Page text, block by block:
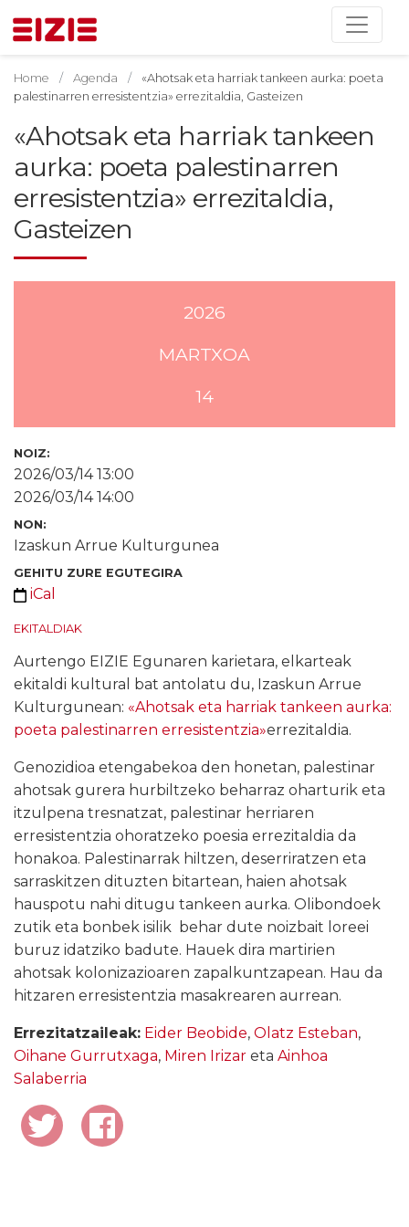
Home Agenda
«Ahotsak eta harriak tankeen aurka: poeta
palestinarren erresistentzia» errezitaldia, Gasteizen
«Ahotsak eta harriak tankeen
aurka: poeta palestinarren
erresistentzia» errezitaldia,
Gasteizen
2026
MARTXOA
14
NOIZ:
2026/03/14 13:00
2026/03/14 14:00
NON:
Izaskun Arrue Kulturgunea
GEHITU ZURE EGUTEGIRA
iCal
EKITALDIAK
Aurtengo EIZIE Egunaren karietara, elkarteak
ekitaldi kultural bat antolatu du, Izaskun Arrue
Kulturgunean: «Ahotsak eta harriak tankeen aurka:
poeta palestinarren erresistentzia»errezitaldia.
Genozidioa etengabekoa den honetan, palestinar
ahotsak gurera hurbiltzeko beharraz oharturik eta
itzulpena tresnatzat, palestinar herriaren
erresistentzia ohoratzeko poesia errezitaldia da
honakoa. Palestinarrak hiltzen, deserriratzen eta
sarraskitzen dituzten bitartean, haien ahotsak
hauspotu nahi ditugu tankeen aurka. Olibondoek
zutik eta bonbek isilik behar dute noizbait loreei
buruz idatziko badute. Hauek dira martirien
ahotsak kolonizazioaren zapalkuntzapean. Hau da
hitzaren erresistentzia masakrearen aurrean.
Errezitatzaileak: Eider Beobide, Olatz Esteban,
Oihane Gurrutxaga, Miren Irizar eta Ainhoa
Salaberria